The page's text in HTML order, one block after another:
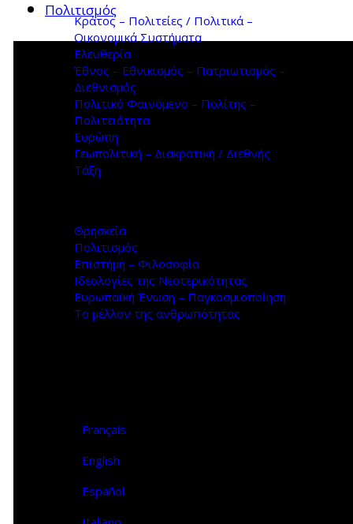
Κράτος – Πολιτείες / Πολιτικά –
Οικονομικά Συστήματα
Ελευθερία
Έθνος – Εθνικισμός – Πατριωτισμός –
Διεθνισμός
Πολιτικό Φαινόμενο – Πολίτης –
Πολιτειότητα
Ευρώπη
Γεωπολιτική – Διακρατική / Διεθνής
Τάξη
Θρησκεία
Πολιτισμός
Επιστήμη – Φιλοσοφία
Ιδεολογίες της Νεοτερικότητας
Ευρωπαϊκή Ένωση – Παγκοσμιοποίηση
Το μέλλον της ανθρωπότητας
Français
English
Español
Πολιτισμός